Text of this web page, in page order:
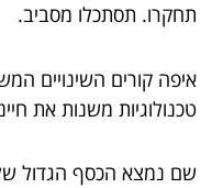
תחקרו. תסתכלו מסביב.
איפה קורים השינויים
טכנולוגיות משנות את
שם נמצא הכסף הגדול